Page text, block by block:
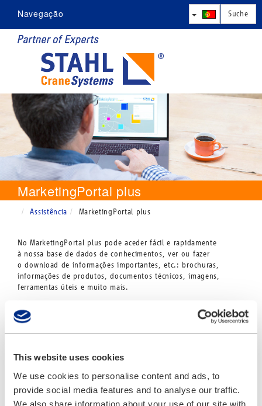
This website uses cookies
We use cookies to personalise content and ads, to
provide social media features and to analyse our traffic.
We also share information about your use of our site with
Navegação
Empresa
Produtos
Competência
Assistência
MarketingPortal plus
Assistência MarketingPortal plus
No MarketingPortal plus pode aceder fácil e rapidamente
à nossa base de dados de conhecimentos, ver ou fazer
o download de informações importantes, etc.: brochuras,
informações de produtos, documentos técnicos, imagens,
ferramentas úteis e muito mais.
Por favor seja paciente. Como temos que verificar os seus
a ativação da sua conta e pode navegar imediatamente.
MarketingPortal plus